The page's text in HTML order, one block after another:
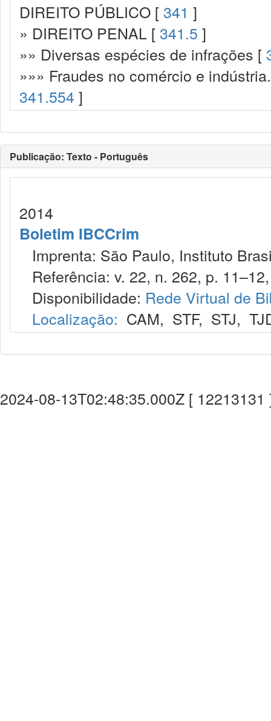
DIREITO PÚBLICO [ 341 ]
» DIREITO PENAL [ 341.5 ]
»» Diversas espécies de infrações [
»»» Fraudes no comércio e
341.554 ]
Publicação: Texto - Português
2014
Boletim IBCCrim
Imprenta: São Paulo, Instituto
Referência: v. 22, n. 262, p.
Disponibilidade: Rede Virtual de
Localização: CAM, STF, STJ,
2024-08-13T02:48:35.000Z [ 12213131